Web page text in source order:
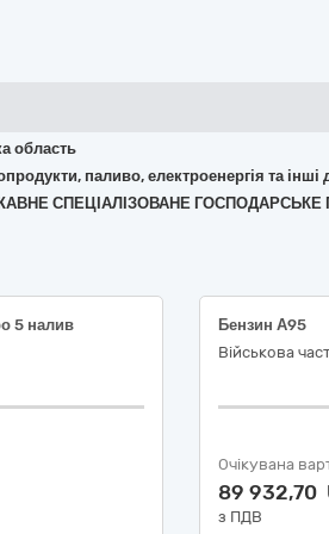
область
паливо, електроенергія та інші
СПЕЦІАЛІЗОВАНЕ
5 налив
Бензин А95
Військова
Очікувана
89 932,70
з ПДВ